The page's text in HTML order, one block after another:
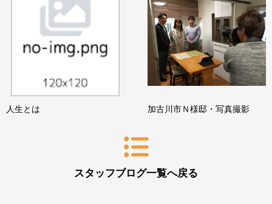
人生とは
スタッフブログ一覧へ戻る
加古川市Ｎ様邸・写真撮影